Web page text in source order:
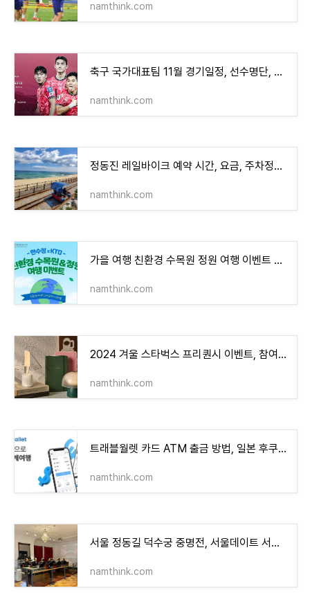
namthink.com
축구 국가대표팀 11월 경기일정, 선수명단, 중계방송 채널, 2026 월드컵 아시아 3차 예선
namthink.com
정동진 레일바이크 예약 시간, 요금, 주차정보 후기, 아이와 강릉여행
namthink.com
가을 여행 친환경 수목원 정원 여행 이벤트 소개, 한국관광공사, 한국수목원정원관리원
namthink.com
2024 겨울 스타벅스 프리퀀시 이벤트, 참여방법, 증정품, 예약방법
namthink.com
트래블월렛 카드 ATM 출금 방법, 일본 후쿠오카 하카타 근처 AEON기 위치
namthink.com
서울 정동길 덕수궁 중명전, 서울데이트 서울관광 숨은 명소, 주차
namthink.com